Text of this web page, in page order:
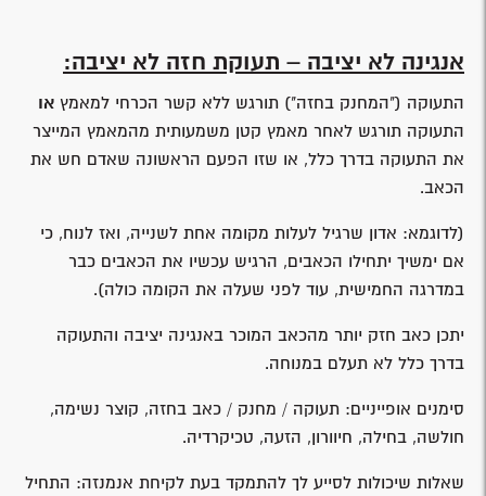
אנגינה לא יציבה – תעוקת חזה לא יציבה:
התעוקה ("המחנק בחזה") תורגש ללא קשר הכרחי למאמץ או
התעוקה תורגש לאחר מאמץ קטן משמעותית מהמאמץ המייצר
את התעוקה בדרך כלל, או שזו הפעם הראשונה שאדם חש את
הכאב.
(לדוגמא: אדון שרגיל לעלות מקומה אחת לשנייה, ואז לנוח, כי
אם ימשיך יתחילו הכאבים, הרגיש עכשיו את הכאבים כבר
במדרגה החמישית, עוד לפני שעלה את הקומה כולה).
יתכן כאב חזק יותר מהכאב המוכר באנגינה יציבה והתעוקה
בדרך כלל לא תעלם במנוחה.
סימנים אופייניים: תעוקה / מחנק / כאב בחזה, קוצר נשימה,
חולשה, בחילה, חיוורון, הזעה, טכיקרדיה.
שאלות שיכולות לסייע לך להתמקד בעת לקיחת אנמנזה: התחיל